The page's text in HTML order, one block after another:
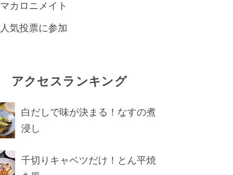
マカロニメイト
人気投票に参加
アクセスランキング
白だしで味が決まる！なすの煮
浸し
千切りキャベツだけ！とん平焼